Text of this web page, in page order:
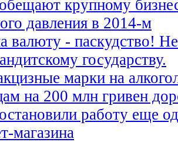
крупному
давления в 2014-м
валюту - паскудство!
государству.
марки на
на 200 млн гривен
работу еще
магазина